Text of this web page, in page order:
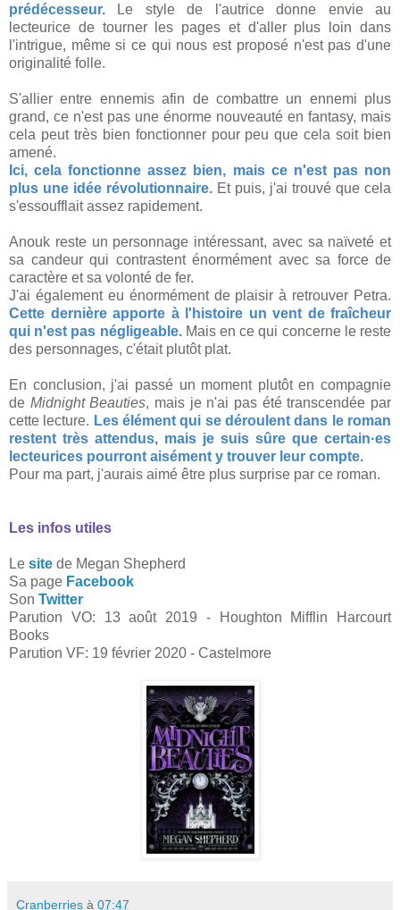
prédécesseur. Le style de l'autrice donne envie au
lecteurice de tourner les pages et d'aller plus loin dans
l'intrigue, même si ce qui nous est proposé n'est pas d'une
originalité folle.
S'allier entre ennemis afin de combattre un ennemi plus
grand, ce n'est pas une énorme nouveauté en fantasy, mais
cela peut très bien fonctionner pour peu que cela soit bien
amené.
Ici, cela fonctionne assez bien, mais ce n'est pas non
plus une idée révolutionnaire. Et puis, j'ai trouvé que cela
s'essoufflait assez rapidement.
Anouk reste un personnage intéressant, avec sa naïveté et
sa candeur qui contrastent énormément avec sa force de
caractère et sa volonté de fer.
J'ai également eu énormément de plaisir à retrouver Petra.
Cette dernière apporte à l'histoire un vent de fraîcheur
qui n'est pas négligeable.Mais en ce qui concerne le reste
des personnages, c'était plutôt plat.
En conclusion, j'ai passé un moment plutôt en compagnie
de Midnight Beauties, mais je n'ai pas été transcendée par
cette lecture. Les élément qui se déroulent dans le roman
restent très attendus, mais je suis sûre que certain·es
lecteurices pourront aisément y trouver leur compte.
Pour ma part, j'aurais aimé être plus surprise par ce roman.
Les infos utiles
Le site de Megan Shepherd
Sa page Facebook
Son Twitter
Parution VO: 13 août 2019 - Houghton Mifflin Harcourt
Books
Parution VF: 19 février 2020 - Castelmore
Cranberries à 07:47